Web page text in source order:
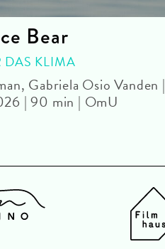
Bear
DAS KLIMA
Gabriela Osio Vanden |
| 90 min | OmU